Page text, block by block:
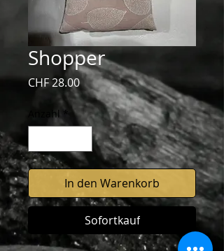
Shopper
CHF 28.00Preis
Anzahl *
In den Warenkorb
Sofortkauf